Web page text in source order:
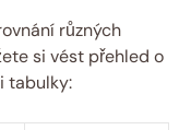
různých
si vést přehled o
tabulky: